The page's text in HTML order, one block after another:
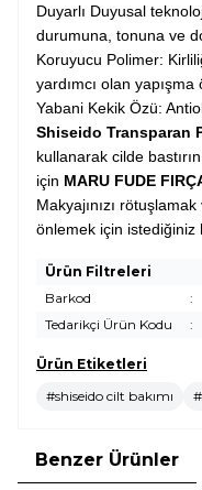
Duyarlı Duyusal
durumuna, tonuna ve
Koruyucu Polimer:
yardımcı olan
Yabani Kekik Özü:
Shiseido Transparan
kullanarak cilde
için MARU FUDE
Makyajınızı
önlemek için istediğiniz
Ürün Filtreleri
Barkod
:
Tedarikçi Ürün Kodu
:
Ürün Etiketleri
#shiseido cilt bakımı
Benzer Ürünler